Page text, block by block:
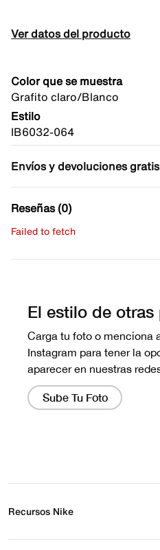
Ver datos del producto
Color que se muestra
Grafito claro/Blanco
Estilo
IB6032-064
Envíos y devoluciones gratis
Reseñas (0)
Failed to fetch
Recursos Nike